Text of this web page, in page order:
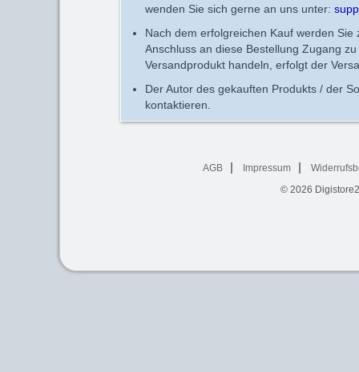
wenden Sie sich gerne an uns unter:
Nach dem erfolgreichen Kauf werden
Anschluss an diese Bestellung Zugang
Versandprodukt handeln, erfolgt der
Der Autor des gekauften Produkts / der
kontaktieren.
AGB Impressum
© 2026